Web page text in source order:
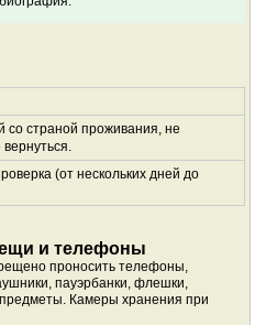
со страной проживания, не
(от нескольких дней до
и телефоны
проносить телефоны,
пауэрбанки, флешки,
Камеры хранения при